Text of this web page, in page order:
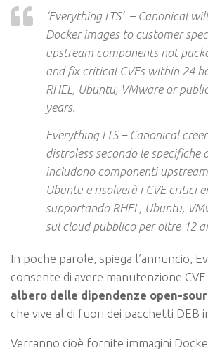
‘Everything LTS’ – Canonical
Docker images to customer
upstream components not
and fix critical CVEs within 24
RHEL, Ubuntu, VMware or
years.
Everything LTS – Canonical
distroless secondo le specifiche
includono componenti
Ubuntu e risolverà i CVE critici
supportando RHEL, Ubuntu,
sul cloud pubblico per oltre 12
In poche parole, spiega l’annuncio,
consente di avere manutenzione
albero delle dipendenze open-
che vive al di fuori dei pacchetti DEB
Verranno cioè fornite immagini